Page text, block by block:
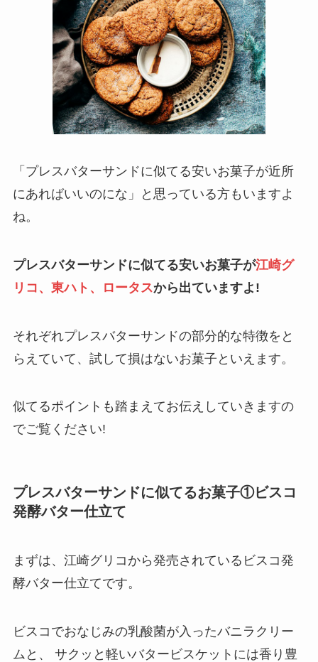
「プレスバターサンドに似てる安いお菓子が近所
にあればいいのにな」と思っている方もいますよ
ね。
プレスバターサンドに似てる安いお菓子が江崎グ
リコ、東ハト、ロータスから出ていますよ!
それぞれプレスバターサンドの部分的な特徴をと
らえていて、試して損はないお菓子といえます。
似てるポイントも踏まえてお伝えしていきますの
でご覧ください!
プレスバターサンドに似てるお菓子①ビスコ
発酵バター仕立て
まずは、江崎グリコから発売されているビスコ発
酵バター仕立てです。
ビスコでおなじみの乳酸菌が入ったバニラクリー
ムと、 サクッと軽いバタービスケットには香り豊